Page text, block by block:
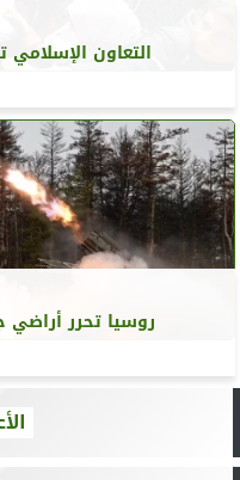
التعاون
روسيا تحرر أراضي